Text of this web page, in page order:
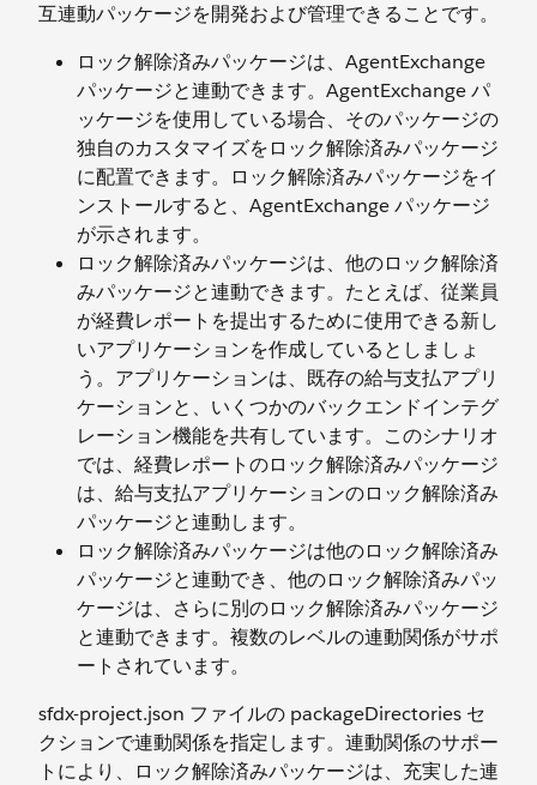
互連動パッケージを開発および管理できることです。
ロック解除済みパッケージは、AgentExchange
パッケージと連動できます。AgentExchange パ
ッケージを使用している場合、そのパッケージの
独自のカスタマイズをロック解除済みパッケージ
に配置できます。ロック解除済みパッケージをイ
ンストールすると、AgentExchange パッケージ
が示されます。
ロック解除済みパッケージは、他のロック解除済
みパッケージと連動できます。たとえば、従業員
が経費レポートを提出するために使用できる新し
いアプリケーションを作成しているとしましょ
う。アプリケーションは、既存の給与支払アプリ
ケーションと、いくつかのバックエンドインテグ
レーション機能を共有しています。このシナリオ
では、経費レポートのロック解除済みパッケージ
は、給与支払アプリケーションのロック解除済み
パッケージと連動します。
ロック解除済みパッケージは他のロック解除済み
パッケージと連動でき、他のロック解除済みパッ
ケージは、さらに別のロック解除済みパッケージ
と連動できます。複数のレベルの連動関係がサポ
ートされています。
sfdx-project.json ファイルの packageDirectories セ
クションで連動関係を指定します。連動関係のサポー
トにより、ロック解除済みパッケージは、充実した連